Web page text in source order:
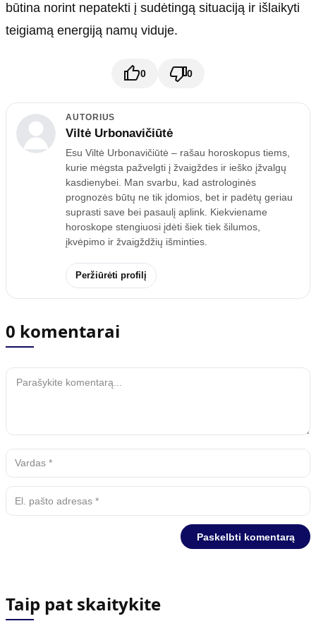
būtina norint nepatekti į sudėtingą situaciją ir išlaikyti
teigiamą energiją namų viduje.
0 0
AUTORIUS
Viltė Urbonavičiūtė
Esu Viltė Urbonavičiūtė – rašau horoskopus tiems,
kurie mėgsta pažvelgti į žvaigždes ir ieško įžvalgų
kasdienybei. Man svarbu, kad astrologinės
prognozės būtų ne tik įdomios, bet ir padėtų geriau
suprasti save bei pasaulį aplink. Kiekviename
horoskope stengiuosi įdėti šiek tiek šilumos,
įkvėpimo ir žvaigždžių išminties.
Peržiūrėti profilį
0 komentarai
Taip pat skaitykite